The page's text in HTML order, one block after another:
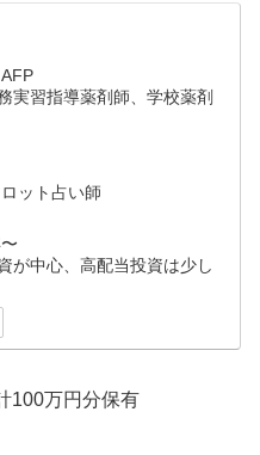
実習指導薬剤師、学校薬剤
ット占い師
が中心、高配当投資は少し
100万円分保有